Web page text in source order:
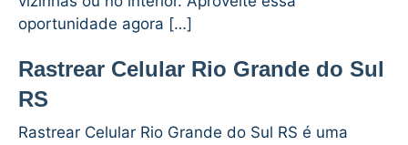
oportunidade agora […]
Rastrear Celular Rio Grande do Sul
RS
Rastrear Celular Rio Grande do Sul RS é uma